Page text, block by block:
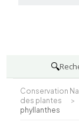
🔍
Conservation
des plantes
>
phyllanthes